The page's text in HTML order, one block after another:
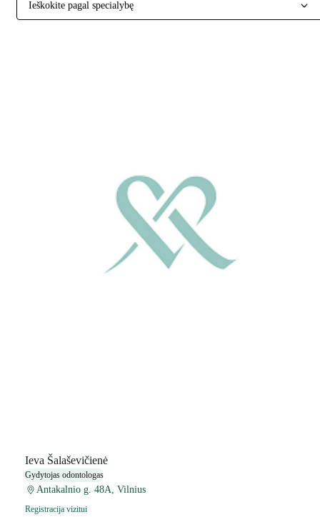
Ieškokite pagal specialybę
Ieva Šalaševičienė
Gydytojas odontologas
Antakalnio g. 48A, Vilnius
Registracija vizitui